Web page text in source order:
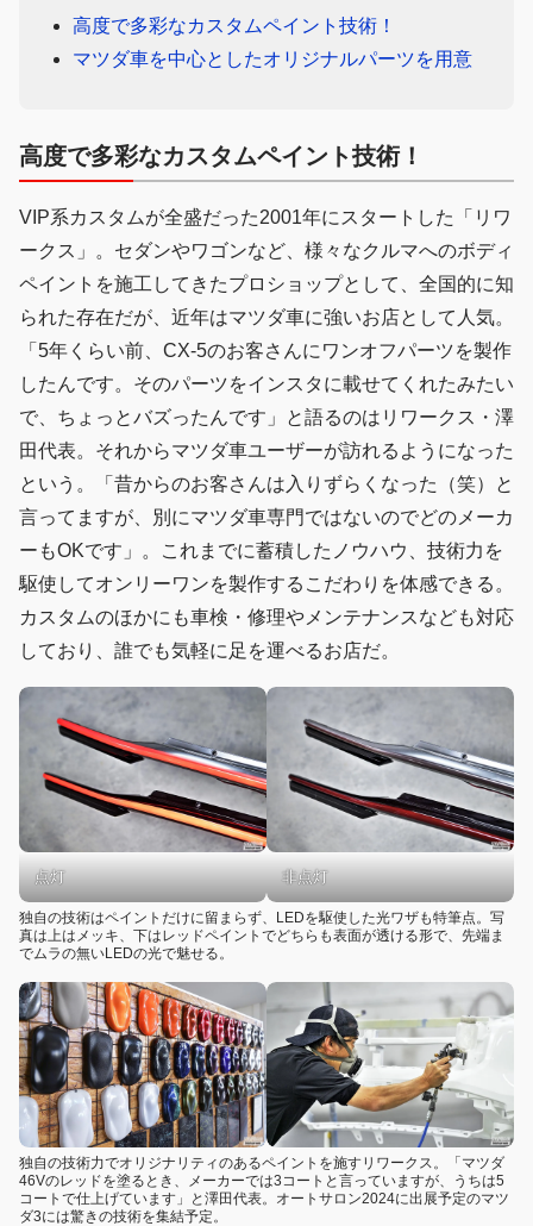
高度で多彩なカスタムペイント技術！
マツダ車を中心としたオリジナルパーツを用意
高度で多彩なカスタムペイント技術！
VIP系カスタムが全盛だった2001年にスタートした「リワ
ークス」。セダンやワゴンなど、様々なクルマへのボディ
ペイントを施工してきたプロショップとして、全国的に知
られた存在だが、近年はマツダ車に強いお店として人気。
「5年くらい前、CX-5のお客さんにワンオフパーツを製作
したんです。そのパーツをインスタに載せてくれたみたい
で、ちょっとバズったんです」と語るのはリワークス・澤
田代表。それからマツダ車ユーザーが訪れるようになった
という。「昔からのお客さんは入りずらくなった（笑）と
言ってますが、別にマツダ車専門ではないのでどのメーカ
ーもOKです」。これまでに蓄積したノウハウ、技術力を
駆使してオンリーワンを製作するこだわりを体感できる。
カスタムのほかにも車検・修理やメンテナンスなども対応
しており、誰でも気軽に足を運べるお店だ。
点灯 非点灯
独自の技術はペイントだけに留まらず、LEDを駆使した光ワザも特筆点。写
真は上はメッキ、下はレッドペイントでどちらも表面が透ける形で、先端ま
でムラの無いLEDの光で魅せる。
独自の技術力でオリジナリティのあるペイントを施すリワークス。「マツダ
46Vのレッドを塗るとき、メーカーでは3コートと言っていますが、うちは5
コートで仕上げています」と澤田代表。オートサロン2024に出展予定のマツ
ダ3には驚きの技術を集結予定。